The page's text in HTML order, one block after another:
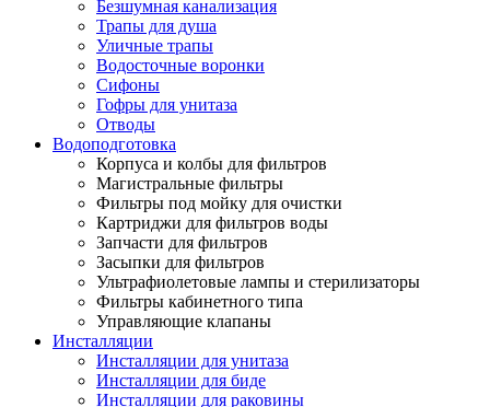
Безшумная канализация
Трапы для душа
Уличные трапы
Водосточные воронки
Сифоны
Гофры для унитаза
Отводы
Водоподготовка
Корпуса и колбы для фильтров
Магистральные фильтры
Фильтры под мойку для очистки
Картриджи для фильтров воды
Запчасти для фильтров
Засыпки для фильтров
Ультрафиолетовые лампы и стерилизаторы
Фильтры кабинетного типа
Управляющие клапаны
Инсталляции
Инсталляции для унитаза
Инсталляции для биде
Инсталляции для раковины